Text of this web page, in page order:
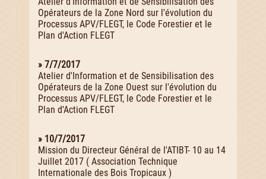
Opérateurs de la Zone Nord sur l'évolution du
Processus APV/FLEGT, le Code Forestier et le
Plan d'Action FLEGT
» 7/7/2017
Atelier d'Information et de Sensibilisation des
Opérateurs de la Zone Ouest sur l'évolution du
Processus APV/FLEGT, le Code Forestier et le
Plan d'Action FLEGT
» 10/7/2017
Mission du Directeur Général de l'ATIBT- 10 au 14
Juillet 2017 ( Association Technique
Internationale des Bois Tropicaux )